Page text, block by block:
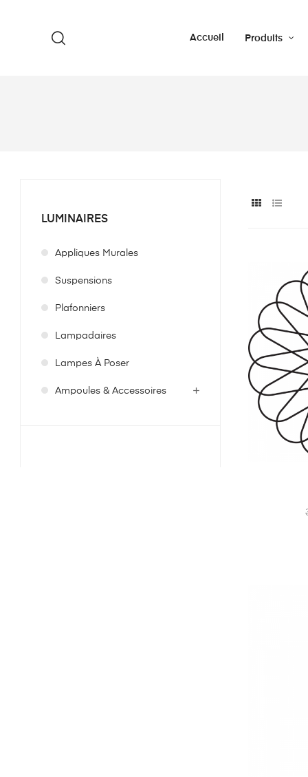
Accueil Produits
LUMINAIRES
Appliques Murales
Suspensions
Plafonniers
Lampadaires
Lampes À Poser
Ampoules & Accessoires